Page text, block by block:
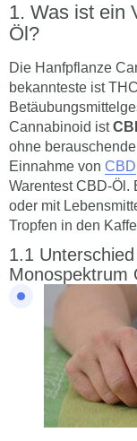
Was ist ein
Öl?
Die Hanfpflanze
bekannteste ist
Cannabinoid ist
ohne
Einnahme von CBD
Warentest CBD-Öl.
oder mit
Tropfen in den
Monospektrum